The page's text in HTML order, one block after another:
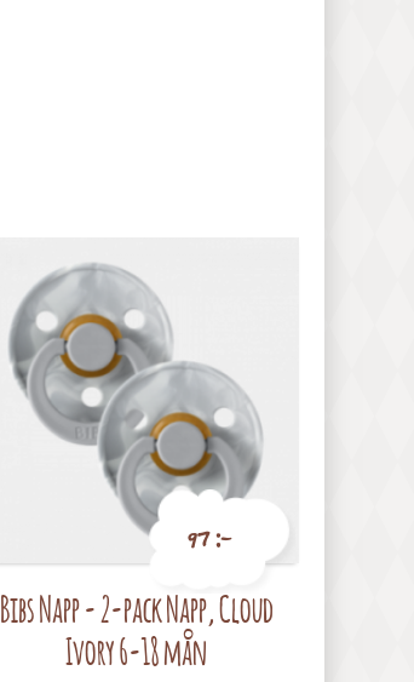
Pris
97 :-
Bibs Napp - 2-pack Napp, Cloud
Ivory 6-18 mån